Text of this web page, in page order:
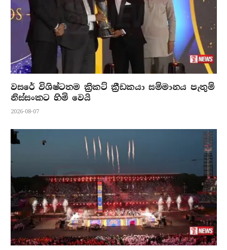
වසරේ විශිෂ්ටතම ක්‍රිකට් ක්‍රීඩකයා සම්මානය පැතුම්
නිස්සංකට හිමි වෙයි
2026-08-07